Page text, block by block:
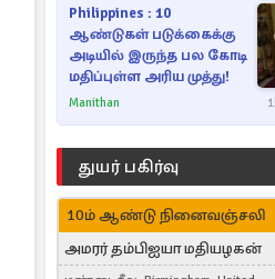
Philippines : 10
ஆண்டுகள் படுக்கைக்கு
அடியில் இருந்த பல கோடி
மதிப்புள்ள அரிய முத்து!
Manithan
துயர் பகிர்வு
10ம் ஆண்டு நினைவஞ்சலி
அமரர் தம்பிஐயா மதியழகன்